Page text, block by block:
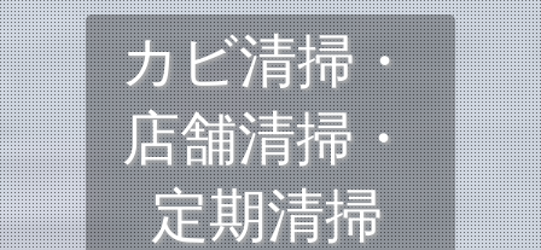
カビ清掃・
店舗清掃・
定期清掃